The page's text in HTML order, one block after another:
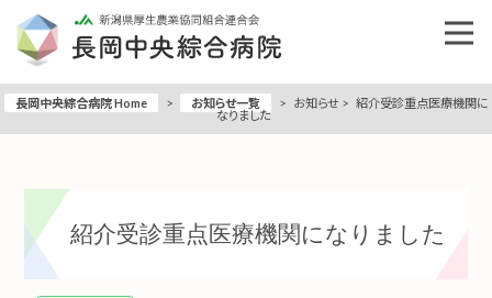
長岡中央綜合病院 Home > お知らせ一覧 > お知らせ > 紹介受診重点医療機関に
なりました
紹介受診重点医療機関になりました